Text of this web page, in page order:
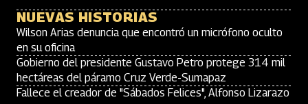
NUEVAS HISTORIAS
Wilson Arias denuncia que encontró un micrófono oculto
en su oficina
Gobierno del presidente Gustavo Petro protege 314 mil
hectáreas del páramo Cruz Verde-Sumapaz
Fallece el creador de "Sábados Felices", Alfonso Lizarazo